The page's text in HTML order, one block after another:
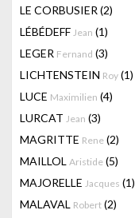
LE CORBUSIER (2)
LÉBÉDEFF Jean (1)
LEGER Fernand (3)
LICHTENSTEIN Roy (1)
LUCE Maximilien (4)
LURCAT Jean (3)
MAGRITTE Rene (2)
MAILLOL Aristide (5)
MAJORELLE Jacques (1)
MALAVAL Robert (2)